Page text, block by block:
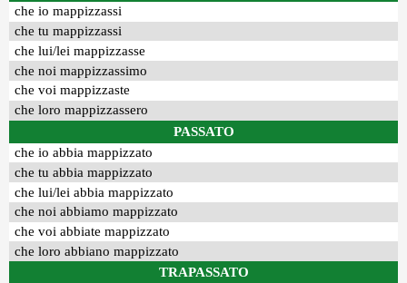
che io mappizzassi
che tu mappizzassi
che lui/lei mappizzasse
che noi mappizzassimo
che voi mappizzaste
che loro mappizzassero
PASSATO
che io abbia mappizzato
che tu abbia mappizzato
che lui/lei abbia mappizzato
che noi abbiamo mappizzato
che voi abbiate mappizzato
che loro abbiano mappizzato
TRAPASSATO